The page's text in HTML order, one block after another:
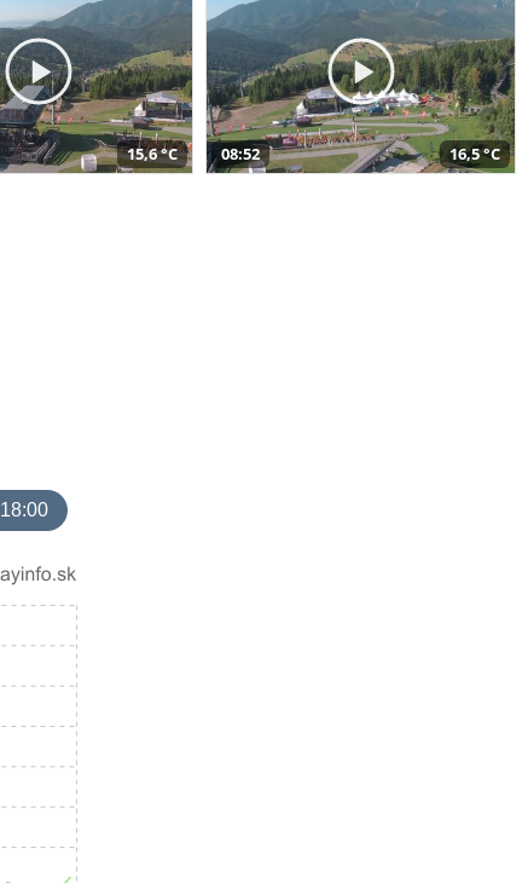
15,6 °C 08:52 16,5 °C
18:00